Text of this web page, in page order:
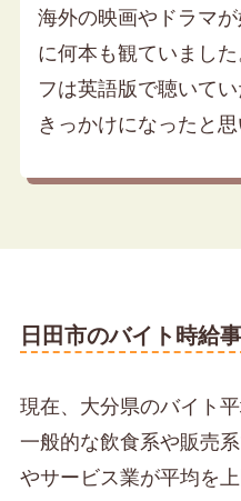
海外の映画やドラマ
に何本も観ていまし
フは英語版で聴いて
きっかけになったと思
日田市のバイト時給
現在、大分県のバイト
一般的な飲食系や販売
やサービス業が平均を